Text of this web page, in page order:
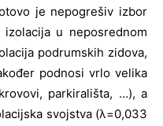
je nepogrešiv izbor
u neposrednom
podrumskih zidova,
podnosi vrlo velika
parkirališta, …), a
svojstva (λ=0,033